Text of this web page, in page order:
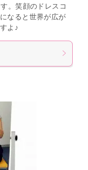
。笑顔のドレスコ
なると世界が広が
よ♪